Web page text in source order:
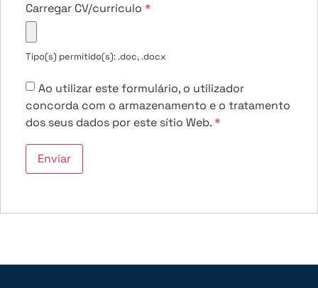
Carregar CV/currículo *
Tipo(s) permitido(s): .doc, .docx
Ao utilizar este formulário, o utilizador
concorda com o armazenamento e o tratamento
dos seus dados por este sítio Web.*